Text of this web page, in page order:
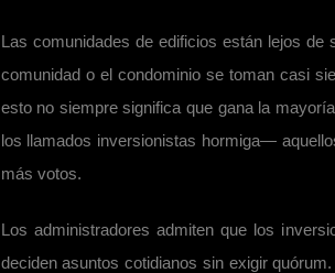
Las comunidades de edificios están lejos
comunidad o el condominio se toman casi
esto no siempre significa que gana la
los llamados inversionistas hormiga—
más votos.
Los administradores admiten que los
deciden asuntos cotidianos sin exigir